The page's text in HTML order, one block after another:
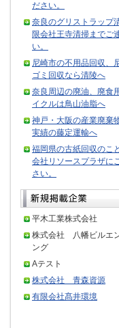
ださい。
奈良のグリストラップ
限会社王寺清掃までご
い。
尼崎市の不用品回収、
ゴミ回収なら清陵へ
奈良周辺の廃油、廃食
イクルは鳥山油脂へ
神戸・大阪の産業廃棄
実績の藤定運輸へ
福岡県の古紙回収のこ
会社リソースプラザに
さい。
平木工業株式会社
株式会社 八幡ビルエ
ング
Aテスト
株式会社 青森資源
有限会社髙井環境